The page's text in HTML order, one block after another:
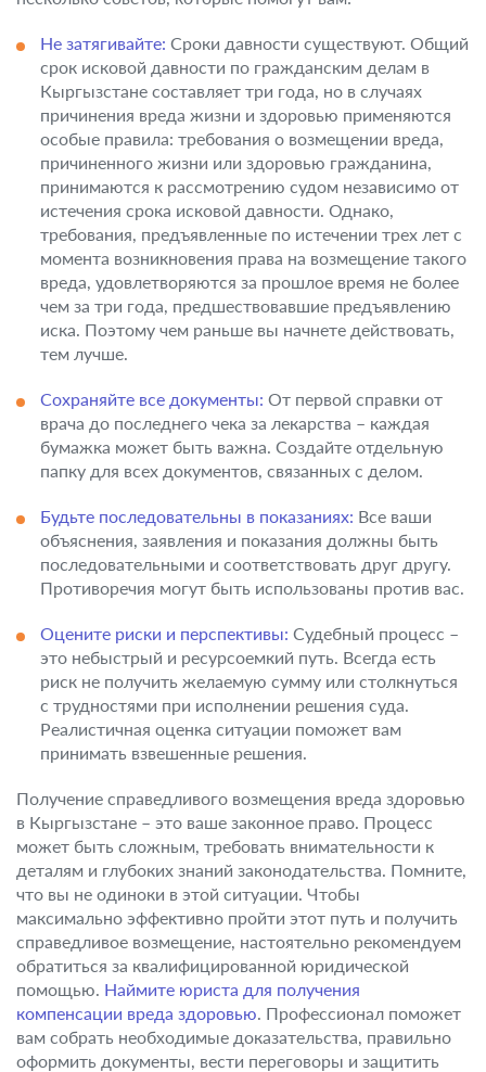
Не затягивайте: Сроки давности существуют. Общий
срок исковой давности по гражданским делам в
Кыргызстане составляет три года, но в случаях
причинения вреда жизни и здоровью применяются
особые правила: требования о возмещении вреда,
причиненного жизни или здоровью гражданина,
принимаются к рассмотрению судом независимо от
истечения срока исковой давности. Однако,
требования, предъявленные по истечении трех лет с
момента возникновения права на возмещение такого
вреда, удовлетворяются за прошлое время не более
чем за три года, предшествовавшие предъявлению
иска. Поэтому чем раньше вы начнете действовать,
тем лучше.
Сохраняйте все документы: От первой справки от
врача до последнего чека за лекарства – каждая
бумажка может быть важна. Создайте отдельную
папку для всех документов, связанных с делом.
Будьте последовательны в показаниях: Все ваши
объяснения, заявления и показания должны быть
последовательными и соответствовать друг другу.
Противоречия могут быть использованы против вас.
Оцените риски и перспективы: Судебный процесс –
это небыстрый и ресурсоемкий путь. Всегда есть
риск не получить желаемую сумму или столкнуться
с трудностями при исполнении решения суда.
Реалистичная оценка ситуации поможет вам
принимать взвешенные решения.
Получение справедливого возмещения вреда здоровью
в Кыргызстане – это ваше законное право. Процесс
может быть сложным, требовать внимательности к
деталям и глубоких знаний законодательства. Помните,
что вы не одиноки в этой ситуации. Чтобы
максимально эффективно пройти этот путь и получить
справедливое возмещение, настоятельно рекомендуем
обратиться за квалифицированной юридической
помощью. Наймите юриста для получения
компенсации вреда здоровью. Профессионал поможет
вам собрать необходимые доказательства, правильно
оформить документы, вести переговоры и защитить